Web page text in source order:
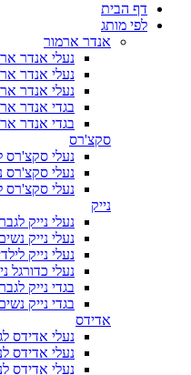
דף הבית
לפי מותג
אנדר ארמור
נעלי אנדר
נעלי אנדר
נעלי אנדר
בגדי אנדר
בגדי אנדר
סקצ'רס
נעלי סקצ'רס
נעלי סקצ'רס
נעלי סקצ'רס
נייק
נעלי נייק
נעלי נייק
נעלי נייק
נעלי כדורגל
בגדי נייק
בגדי נייק
אדידס
נעלי אדידס
נעלי אדידס
נעלי אדידס